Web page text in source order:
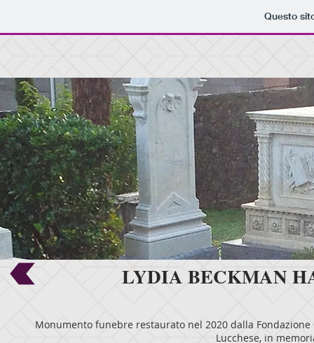
Questo
LYDIA BECKMAN
Monumento funebre restaurato nel 2020 dalla
Lucchese, in